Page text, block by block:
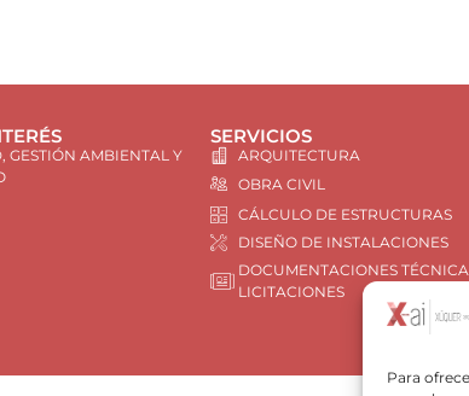
Para
GESTIÓN AMBIENTAL Y
SERVICIOS
ARQUITECTURA
OBRA CIVIL
CÁLCULO DE ESTRUCTURAS
DISEÑO DE INSTALACIONES
DOCUMENTACIONES
LICITACIONES